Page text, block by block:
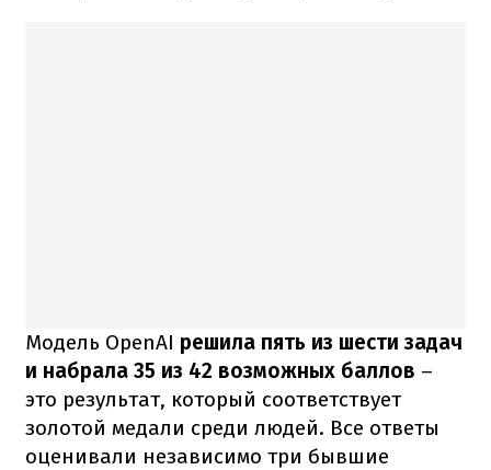
Модель OpenAI решила пять из шести задач
и набрала 35 из 42 возможных баллов –
это результат, который соответствует
золотой медали среди людей. Все ответы
оценивали независимо три бывшие